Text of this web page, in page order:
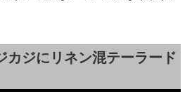
カジにリネン混テーラード